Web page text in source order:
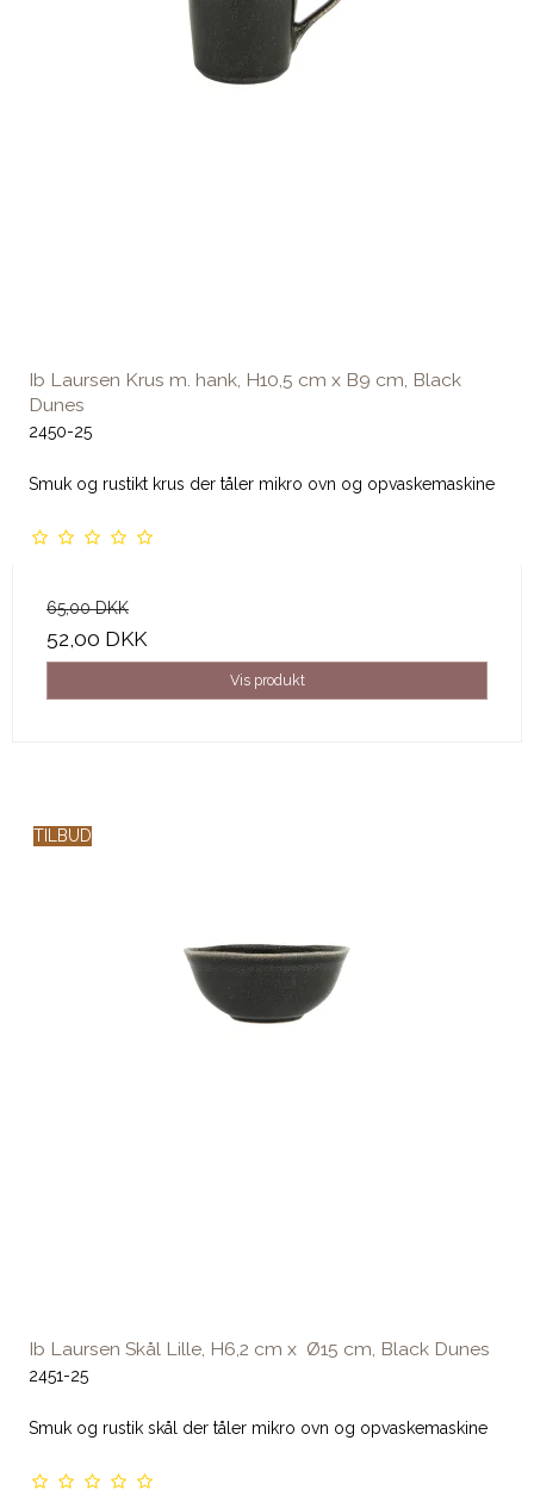
Ib Laursen Krus m. hank, H10,5 cm x B9 cm, Black
Dunes
2450-25
Smuk og rustikt krus der tåler mikro ovn og opvaskemaskine
65,00 DKK
52,00 DKK
Vis produkt
TILBUD
Ib Laursen Skål Lille, H6,2 cm x Ø15 cm, Black Dunes
2451-25
Smuk og rustik skål der tåler mikro ovn og opvaskemaskine